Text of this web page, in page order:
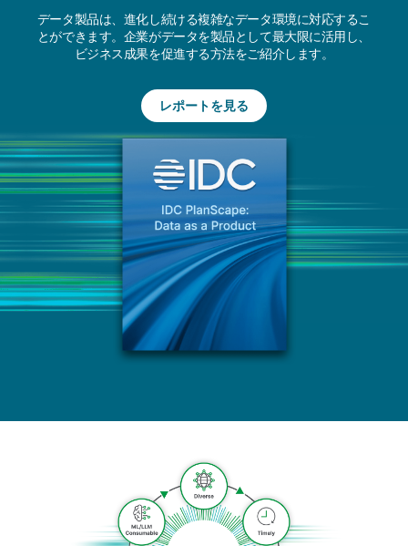
詳細を見る
データ製品は、進化し続ける複雑なデータ環境に対応するこ
とができます。企業がデータを製品として最大限に活用し、
ビジネス成果を促進する方法をご紹介します。
レポートを見る